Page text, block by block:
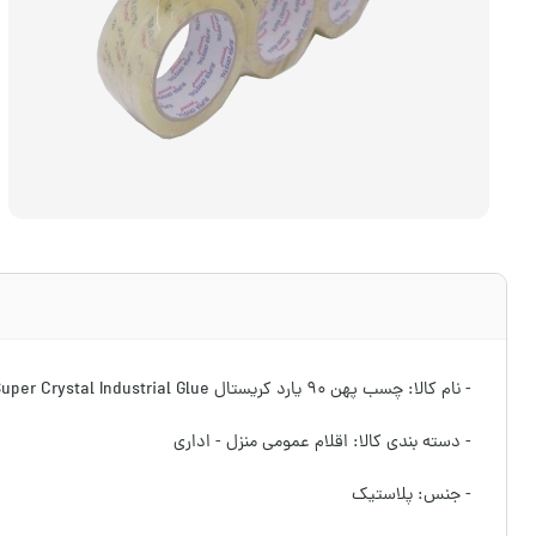
- نام کالا: چسب پهن ۹۰ یارد کریستال Super Crystal Industrial Glue
- دسته بندی کالا: اقلام عمومی منزل - اداری
- جنس: پلاستیک